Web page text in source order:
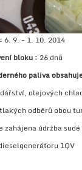
6. 9. - 1. 10. 2014
bloku : 26 dnů
paliva
olejových
odběrů obou
zahájena údržba
1QV